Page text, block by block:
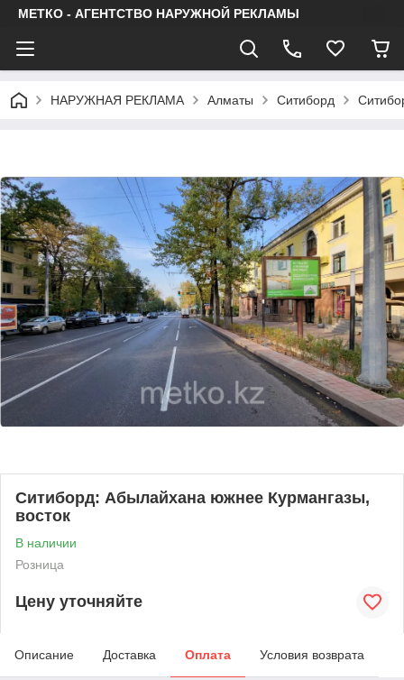
МЕТКО - АГЕНТСТВО НАРУЖНОЙ РЕКЛАМЫ
НАРУЖНАЯ РЕКЛАМА Алматы Ситиборд
Ситиборд: Абылайхана южнее Курмангазы,
восток
В наличии
Розница
Цену уточняйте
Описание Доставка Оплата Условия возврата